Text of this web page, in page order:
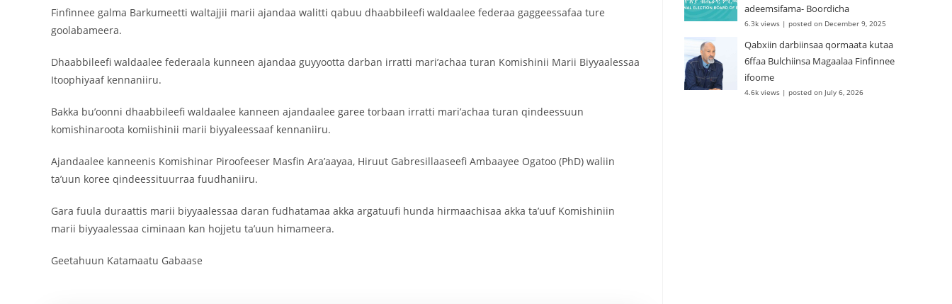
Finfinnee galma Barkumeetti waltajjii marii ajandaa walitti qabuu dhaabbileefi waldaalee federaa gaggeessafaa ture
goolabameera.
Dhaabbileefi waldaalee federaala kunneen ajandaa guyyootta darban irratti mari’achaa turan Komishinii Marii Biyyaalessaa
Itoophiyaaf kennaniiru.
Bakka bu’oonni dhaabbileefi waldaalee kanneen ajandaalee garee torbaan irratti mari’achaa turan qindeessuun
komishinaroota komiishinii marii biyyaleessaaf kennaniiru.
Ajandaalee kanneenis Komishinar Piroofeeser Masfin Ara’aayaa, Hiruut Gabresillaaseefi Ambaayee Ogatoo (PhD) waliin
ta’uun koree qindeessituurraa fuudhaniiru.
Gara fuula duraattis marii biyyaalessaa daran fudhatamaa akka argatuufi hunda hirmaachisaa akka ta’uuf Komishiniin
marii biyyaalessaa ciminaan kan hojjetu ta’uun himameera.
Geetahuun Katamaatu Gabaase
adeemsifama- Boordicha
6.3k views | posted on December 9, 2025
Qabxiin darbiinsaa qormaata kutaa
6ffaa Bulchiinsa Magaalaa Finfinnee
ifoome
4.6k views | posted on July 6, 2026